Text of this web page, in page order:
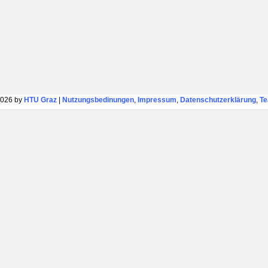
by HTU Graz| Nutzungsbedinungen, Impressum, Datenschutzerklärung,